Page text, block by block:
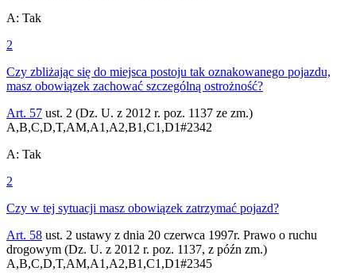
A: Tak
2
Czy zbliżając się do miejsca postoju tak oznakowanego pojazdu,
masz obowiązek zachować szczególną ostrożność?
Art. 57 ust. 2 (Dz. U. z 2012 r. poz. 1137 ze zm.)
A,B,C,D,T,AM,A1,A2,B1,C1,D1#2342
A: Tak
2
Czy w tej sytuacji masz obowiązek zatrzymać pojazd?
Art. 58 ust. 2 ustawy z dnia 20 czerwca 1997r. Prawo o ruchu
drogowym (Dz. U. z 2012 r. poz. 1137, z późn zm.)
A,B,C,D,T,AM,A1,A2,B1,C1,D1#2345